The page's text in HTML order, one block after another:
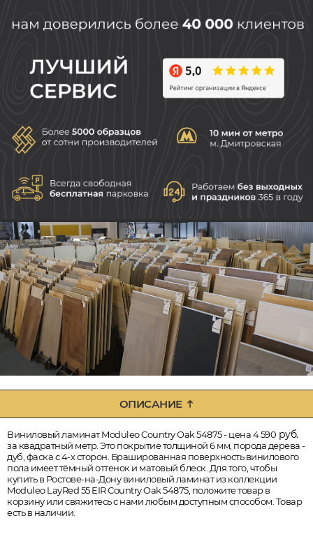
ОПИСАНИЕ
Виниловый ламинат Moduleo Country Oak 54875 - цена 4 590 руб.
за квадратный метр. Это покрытие толщиной 6 мм, порода дерева -
дуб, фаска с 4-х сторон. Брашированная поверхность винилового
пола имеет тёмный оттенок и матовый блеск. Для того, чтобы
купить в Ростове-на-Дону виниловый ламинат из коллекции
Moduleo LayRed 55 EIR Country Oak 54875, положите товар в
корзину или свяжитесь с нами любым доступным способом. Товар
есть в наличии.